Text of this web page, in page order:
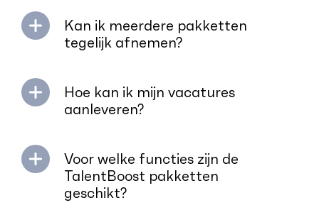
Kan ik meerdere pakketten
tegelijk afnemen?
Hoe kan ik mijn vacatures
aanleveren?
Voor welke functies zijn de
TalentBoost pakketten
geschikt?